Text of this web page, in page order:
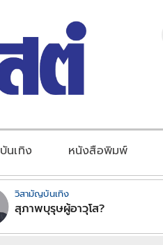
บันเทิง หนังสือพิมพ์
วิสามัญบันเทิง
สุภาพบุรุษผู้อาวุโส?